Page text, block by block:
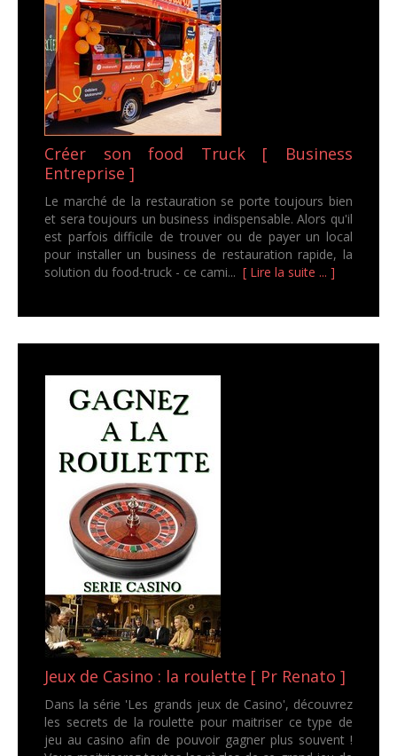
Créer son food Truck [ Business
Entreprise ]
Le marché de la restauration se porte toujours bien
et sera toujours un business indispensable. Alors qu'il
est parfois difficile de trouver ou de payer un local
pour installer un business de restauration rapide, la
solution du food-truck - ce cami... [ Lire la suite ... ]
Jeux de Casino : la roulette [ Pr Renato ]
Dans la série 'Les grands jeux de Casino', découvrez
les secrets de la roulette pour maitriser ce type de
jeu au casino afin de pouvoir gagner plus souvent !